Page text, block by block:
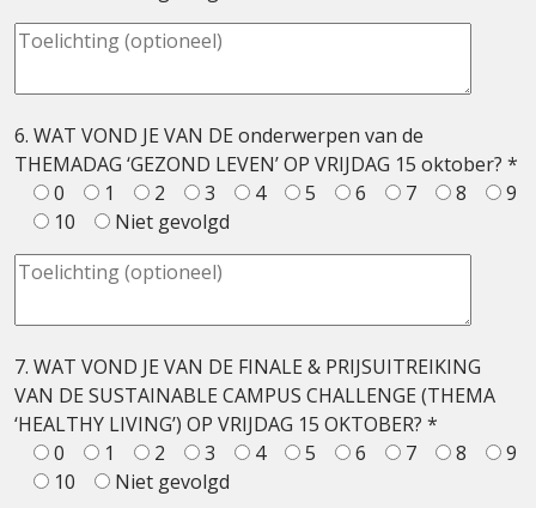
6. WAT VOND JE VAN DE onderwerpen van de
THEMADAG ‘GEZOND LEVEN’ OP VRIJDAG 15 oktober? *
0
1 2 3 4 5 6 7 8
9
10
Niet gevolgd
7. WAT VOND JE VAN DE FINALE & PRIJSUITREIKING
VAN DE SUSTAINABLE CAMPUS CHALLENGE (THEMA
‘HEALTHY LIVING’) OP VRIJDAG 15 OKTOBER? *
0
1 2 3 4 5 6 7 8
9
10
Niet gevolgd